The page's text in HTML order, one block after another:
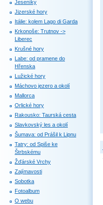
Jeseníky
Jizerské hory
Itálie: kolem Lago di Garda
Krkonoše: Trutnov ->
Liberec
Krušné hory
Labe: od pramene do
Hřenska
Lužické hory
Máchovo jezero a okolí
Mallorca
Orlické hory
Rakousko: Taurská cesta
Slavkovský les a okolí
Šumava: od Prášil k Lipnu
Tatry: od Spiše ke
Štrbskému
Žďárské Vrchy
Zajímavosti
Sobotka
Fotoalbum
O webu